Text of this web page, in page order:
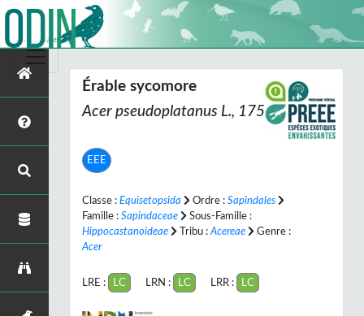
Érable sycomore
Acer pseudoplatanus L., 1753
EEE
Classe : Equisetopsida Ordre : Sapindales
Famille : Sapindaceae
Sous-Famille :
Hippocastanoideae
Tribu : Acereae
Genre :
Acer
LRE : LC LRN : LC LRR : LC